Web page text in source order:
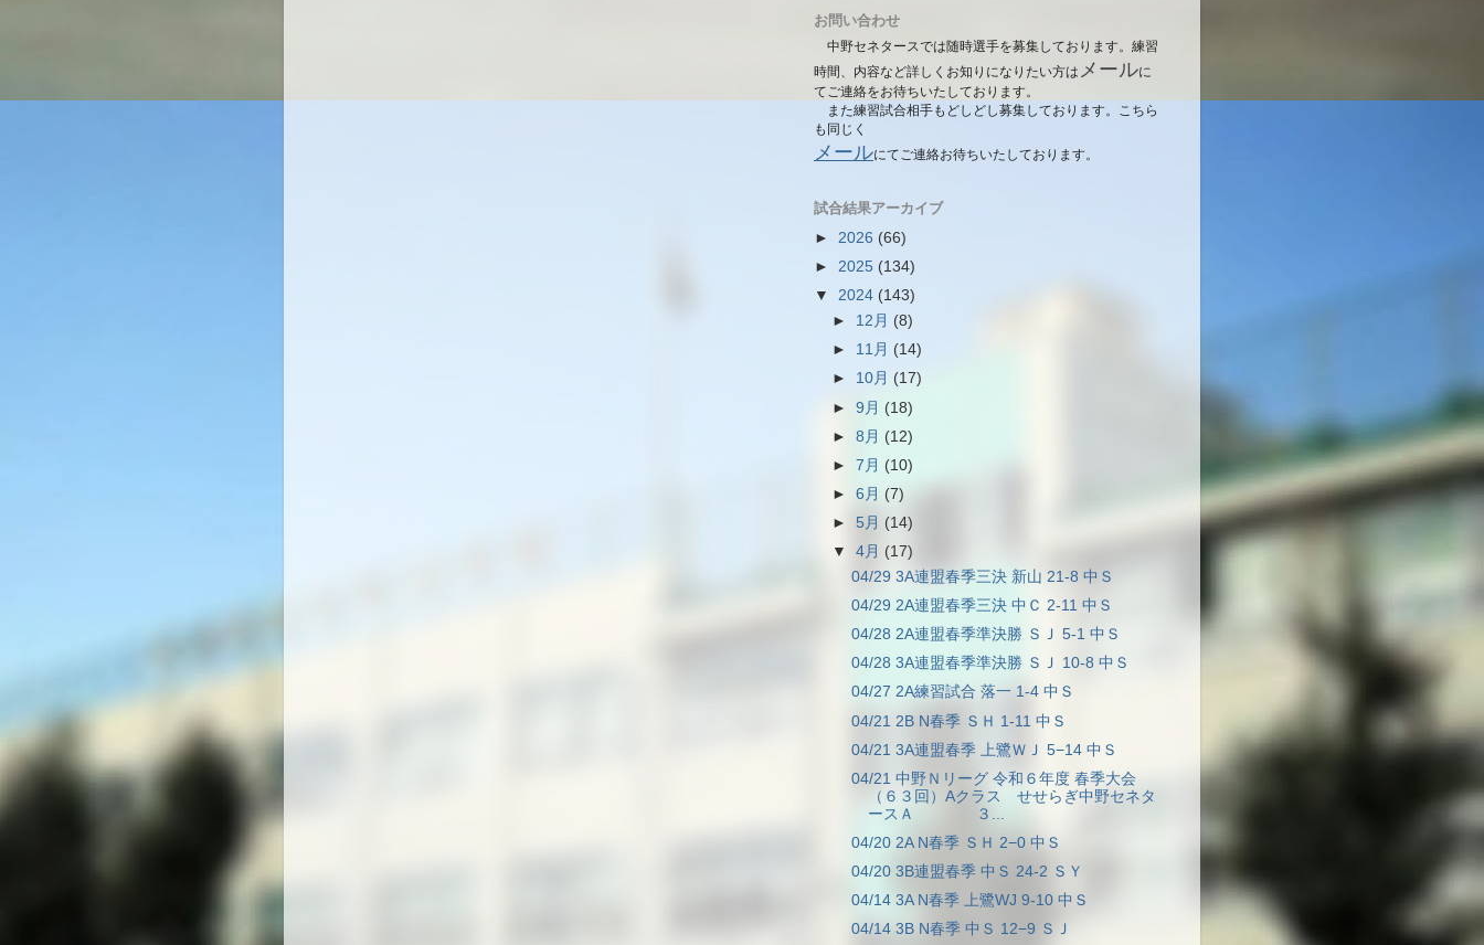
お問い合わせ
中野セネタースでは随時選手を募集しております。練習
時間、内容など詳しくお知りになりたい方は メールに
てご連絡をお待ちいたしております。
また練習試合相手もどしどし募集しております。こちら
も同じく
メールにてご連絡お待ちいたしております。
試合結果アーカイブ
► 2026 (66)
► 2025 (134)
▼ 2024 (143)
► 12月 (8)
► 11月 (14)
► 10月 (17)
►9月 (18)
►8月 (12)
►7月 (10)
►6月(7)
►5月 (14)
▼4月 (17)
04/29 3A連盟春季三決 新山 21-8 中Ｓ
04/29 2A連盟春季三決 中Ｃ 2-11 中Ｓ
04/28 2A連盟春季準決勝 ＳＪ 5-1 中Ｓ
04/28 3A連盟春季準決勝 ＳＪ 10-8 中Ｓ
04/27 2A練習試合 落一 1-4 中Ｓ
04/21 2B N春季 ＳＨ 1-11 中Ｓ
04/21 3A連盟春季 上鷺ＷＪ 5−14 中Ｓ
04/21 中野Ｎリーグ 令和６年度 春季大会
（６３回）Aクラス せせらぎ中野セネタ
ースＡ ３...
04/20 2A N春季 ＳＨ 2−0 中Ｓ
04/20 3B連盟春季 中Ｓ 24-2 ＳＹ
04/14 3A N春季 上鷺WJ 9-10 中Ｓ
04/14 3B N春季 中Ｓ 12−9 ＳＪ